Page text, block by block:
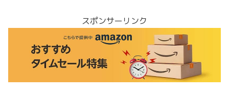
スポンサーリンク